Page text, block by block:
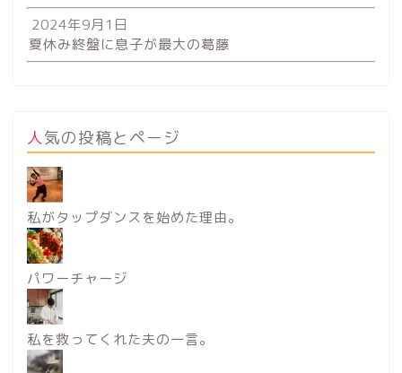
2024年9月1日
夏休み終盤に息子が最大の葛藤
人気の投稿とページ
私がタップダンスを始めた理由。
パワーチャージ
私を救ってくれた夫の一言。